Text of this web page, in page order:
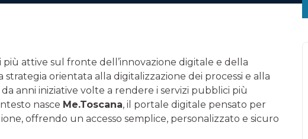
attive sul fronte dell’innovazione digitale e della
orientata alla digitalizzazione dei processi e alla
anni iniziative volte a rendere i servizi pubblici più
nasce Me.Toscana, il portale digitale pensato per
offrendo un accesso semplice, personalizzato e sicuro